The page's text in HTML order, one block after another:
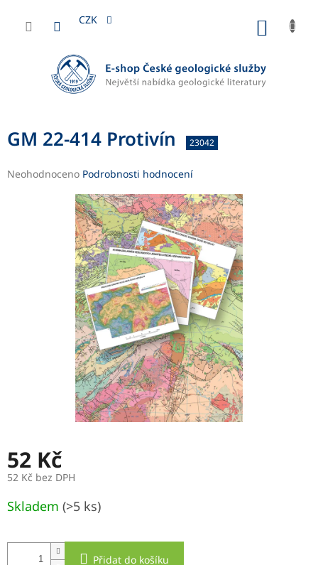
obsah
CZK
GM 22-414 Protivín 23042
Průměrné
Neohodnoceno Podrobnosti hodnocení
52 Kč
52 Kč bez DPH
cena:
Skladem (>5 ks)
Přidat do košíku